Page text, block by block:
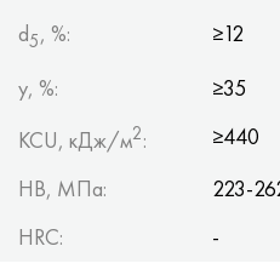
d5, %:
≥12
y, %:
≥35
KCU, кДж/м2:
≥440
HB, МПа:
223-
HRC:
-